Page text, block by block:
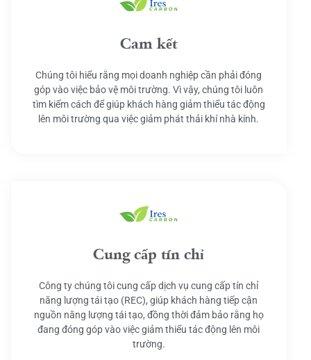
Cam kết
Chúng tôi hiểu rằng mọi doanh nghiệp cần phải đóng
góp vào việc bảo vệ môi trường. Vì vậy, chúng tôi luôn
tìm kiếm cách để giúp khách hàng giảm thiểu tác động
lên môi trường qua việc giảm phát thải khí nhà kính.
Cung cấp tín chỉ
Công ty chúng tôi cung cấp dịch vụ cung cấp tín chỉ
năng lượng tái tạo (REC), giúp khách hàng tiếp cận
nguồn năng lượng tái tạo, đồng thời đảm bảo rằng họ
đang đóng góp vào việc giảm thiểu tác động lên môi
trường.